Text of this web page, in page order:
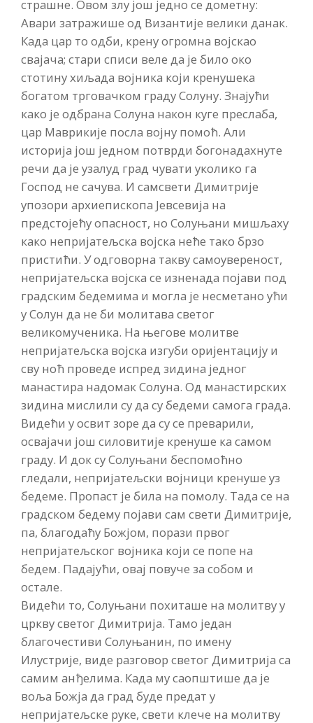
страшне. Овом злу још једно се дометну:
Авари затражише од Византије велики данак.
Када цар то одби, крену огромна војскао
свајача; стари списи веле да је било око
стотину хиљада војника који кренушека
богатом трговачком граду Солуну. Знајући
како је одбрана Солуна након куге преслаба,
цар Маврикије посла војну помоћ. Али
историја још једном потврди богонадахнуте
речи да је узалуд град чувати уколико га
Господ не сачува. И самсвети Димитрије
упозори архиепископа Јевсевија на
предстојећу опасност, но Солуњани мишљаху
како непријатељска војска неће тако брзо
пристићи. У одговорна такву самоувереност,
непријатељска војска се изненада појави под
градским бедемима и могла је несметано ући
у Солун да не би молитава светог
великомученика. На његове молитве
непријатељска војска изгуби оријентацију и
сву ноћ проведе испред зидина једног
манастира надомак Солуна. Од манастирских
зидина мислили су да су бедеми самога града.
Видећи у освит зоре да су се преварили,
освајачи још силовитије кренуше ка самом
граду. И док су Солуњани беспомоћно
гледали, непријатељски војници кренуше уз
бедеме. Пропаст је била на помолу. Тада се на
градском бедему појави сам свети Димитрије,
па, благодаћу Божјом, порази првог
непријатељског војника који се попе на
бедем. Падајући, овај повуче за собом и
остале.
Видећи то, Солуњани похиташе на молитву у
цркву светог Димитрија. Тамо један
благочестиви Солуњанин, по имену
Илустрије, виде разговор светог Димитрија са
самим анђелима. Када му саопштише да је
воља Божја да град буде предат у
непријатељске руке, свети клече на молитву